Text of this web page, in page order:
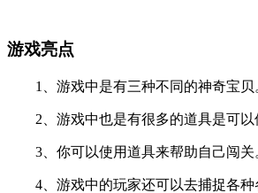
游戏亮点
1、游戏中是有三种不同的神奇宝贝
2、游戏中也是有很多的道具是可以
3、你可以使用道具来帮助自己闯关
4、游戏中的玩家还可以去捕捉各种